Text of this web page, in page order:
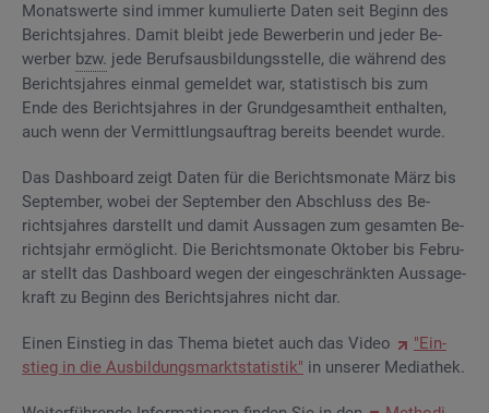
Mo­nats­wer­te sind immer ku­mu­lier­te Daten seit Be­ginn des
Be­richts­jah­res. Damit bleibt jede Be­wer­be­rin und jeder Be­
wer­ber bzw. jede Be­rufs­aus­bil­dungs­stel­le, die wäh­rend des
Be­richts­jah­res ein­mal ge­mel­det war, sta­tis­tisch bis zum
Ende des Be­richts­jah­res in der Grund­ge­samt­heit ent­hal­ten,
auch wenn der Ver­mitt­lungs­auf­trag be­reits be­en­det wurde.
Das Da­sh­board zeigt Daten für die Be­richts­mo­na­te März bis
Sep­tem­ber, wobei der Sep­tem­ber den Ab­schluss des Be­
richts­jah­res dar­stellt und damit Aus­sa­gen zum ge­sam­ten Be­
richts­jahr er­mög­licht. Die Be­richts­mo­na­te Ok­to­ber bis Fe­bru­
ar stellt das Da­sh­board wegen der ein­ge­schränk­ten Aus­sa­ge­
kraft zu Be­ginn des Be­richts­jah­res nicht dar.
Einen Ein­stieg in das Thema bie­tet auch das Video
"Ein­
stieg in die Aus­bil­dungs­markt­sta­tis­tik" in un­se­rer Me­dia­thek.